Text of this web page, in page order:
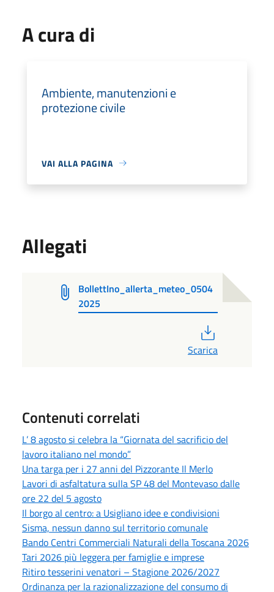
A cura di
Ambiente, manutenzioni e
protezione civile
VAI ALLA PAGINA
Allegati
BollettIno_allerta_meteo_0504
2025
Scarica
Contenuti correlati
L’ 8 agosto si celebra la “Giornata del sacrificio del
lavoro italiano nel mondo”
Una targa per i 27 anni del Pizzorante Il Merlo
Lavori di asfaltatura sulla SP 48 del Montevaso dalle
ore 22 del 5 agosto
Il borgo al centro: a Usigliano idee e condivisioni
Sisma, nessun danno sul territorio comunale
Bando Centri Commerciali Naturali della Toscana 2026
Tari 2026 più leggera per famiglie e imprese
Ritiro tesserini venatori – Stagione 2026/2027
Ordinanza per la razionalizzazione del consumo di